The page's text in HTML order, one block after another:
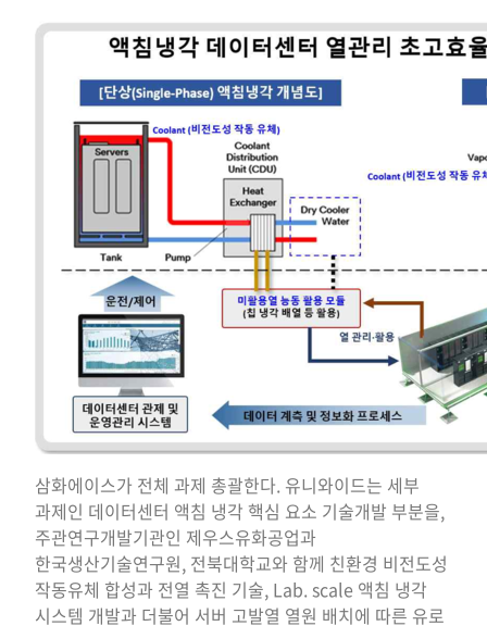
삼화에이스가 전체 과제 총괄한다. 유니와이드는 세부
과제인 데이터센터 액침 냉각 핵심 요소 기술개발 부분을,
주관연구개발기관인 제우스유화공업과
한국생산기술연구원, 전북대학교와 함께 친환경 비전도성
작동유체 합성과 전열 촉진 기술, Lab. scale 액침 냉각
시스템 개발과 더불어 서버 고발열 열원 배치에 따른 유로